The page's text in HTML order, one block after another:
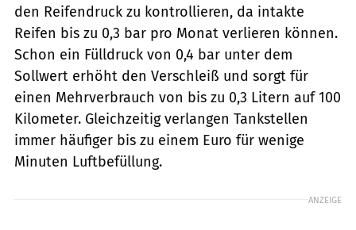
den Reifendruck zu kontrollieren, da intakte
Reifen bis zu 0,3 bar pro Monat verlieren können.
Schon ein Fülldruck von 0,4 bar unter dem
Sollwert erhöht den Verschleiß und sorgt für
einen Mehrverbrauch von bis zu 0,3 Litern auf 100
Kilometer. Gleichzeitig verlangen Tankstellen
immer häufiger bis zu einem Euro für wenige
Minuten Luftbefüllung.
ANZEIGE